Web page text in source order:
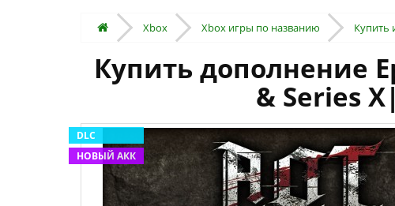
Xbox Xbox игры по названию Купить
Купить дополнение
& Series
DLC
НОВЫЙ АКК